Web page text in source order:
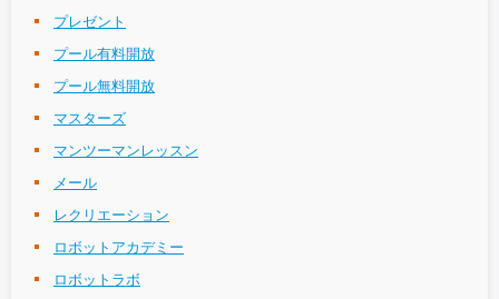
プレゼント
プール有料開放
プール無料開放
マスターズ
マンツーマンレッスン
メール
レクリエーション
ロボットアカデミー
ロボットラボ